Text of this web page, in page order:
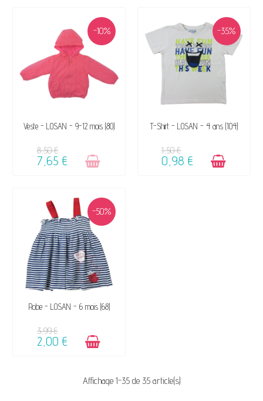
-10%
VENDU, VICTIME DE SON
Veste - LOSAN - 9-12 mois (80)
8,50 €
7,65 €
-35%
DISPONIBLE
T-Shirt - LOSAN - 4 ans (104)
1,50 €
0,98 €
-50%
DISPONIBLE
Robe - LOSAN - 6 mois (68)
3,99 €
2,00 €
Affichage 1-35 de 35 article(s)